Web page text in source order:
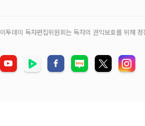
이투데이 독자편집위원회는 독자의 권익보호를 위해